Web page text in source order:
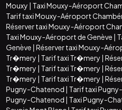
Mouxy | Taxi Mouxy-Aéroport
Tarif taxi Mouxy-Aéroport
Réserver taxi Mouxy-Aéroport
Taxi Mouxy-Aéroport de Genève |
Genève | Réserver taxi Mouxy-
Tr�mery | Tarif taxi Tr�mery |
Tr�mery | Tarif taxi Tr�mery |
Tr�mery | Tarif taxi Tr�mery |
Pugny-Chatenod | Tarif taxi
Pugny-Chatenod | Taxi Pugny-